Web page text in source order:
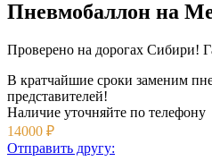
Пневмобаллон на
Проверено на дорогах Сибири!
В кратчайшие сроки заменим
представителей!
Наличие уточняйте по телефону
14000 ₽
Отправить другу: